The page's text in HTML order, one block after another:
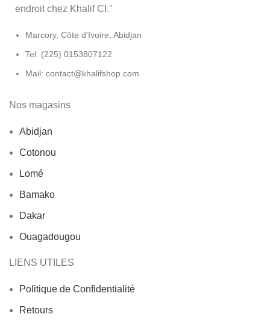
endroit chez Khalif CI."
Marcory, Côte d'Ivoire, Abidjan
Tel: (225) 0153807122
Mail: contact@khalifshop.com
Nos magasins
Abidjan
Cotonou
Lomé
Bamako
Dakar
Ouagadougou
LIENS UTILES
Politique de Confidentialité
Retours